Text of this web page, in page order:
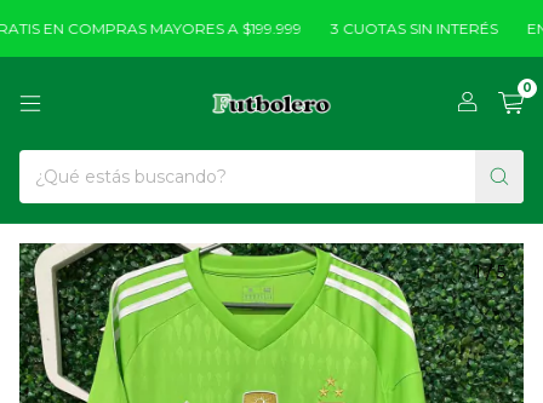
EN COMPRAS MAYORES A $199.999 3 CUOTAS SIN INTERÉS
0
1/5